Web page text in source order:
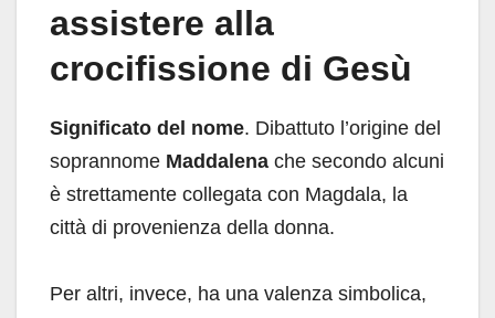
assistere alla
crocifissione di Gesù
Significato del nome. Dibattuto l’origine del
soprannome Maddalena che secondo alcuni
è strettamente collegata con Magdala, la
città di provenienza della donna.
Per altri, invece, ha una valenza simbolica,